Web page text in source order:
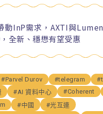
動InP需求，AXTI與
全新、穩懋有望受惠
#Parvel Durov #telegram
#AI 資料中心 #Coherent
#中國
#光互連